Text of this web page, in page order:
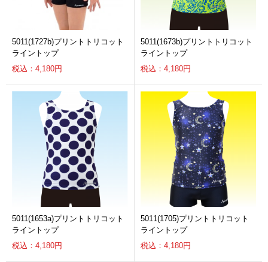
5011(1727b)プリントトリコット
ライントップ
税込：4,180円
5011(1673b)プリントトリコット
ライントップ
税込：4,180円
5011(1653a)プリントトリコット
ライントップ
税込：4,180円
5011(1705)プリントトリコット
ライントップ
税込：4,180円